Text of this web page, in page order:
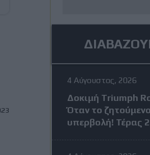
4 Αύγουστος, 2026
Δοκιμή Triumph
Όταν το ζητούμενο
υπερβολή! Τέρας